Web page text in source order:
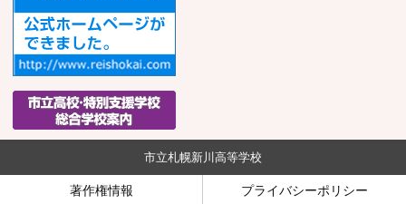
市立札幌新川高等学校
著作権情報 プライバシーポリシー